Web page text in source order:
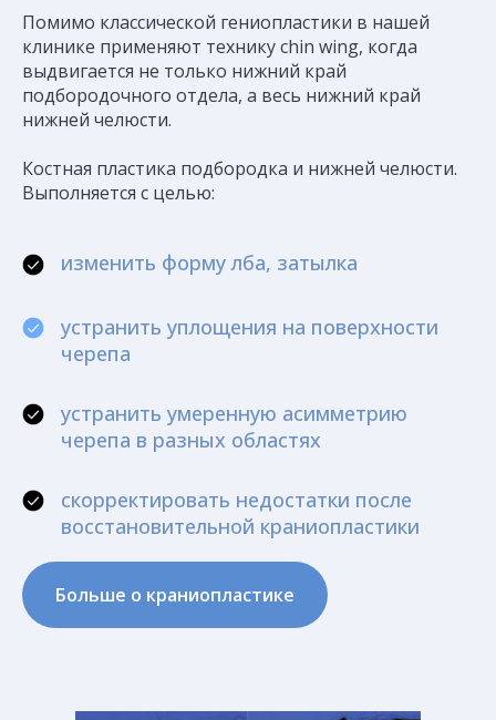
Помимо классической гениопластики в нашей
клинике применяют технику chin wing, когда
выдвигается не только нижний край
подбородочного отдела, а весь нижний край
нижней челюсти.
Костная пластика подбородка и нижней челюсти.
Выполняется с целью:
изменить форму лба, затылка
устранить уплощения на поверхности
черепа
устранить умеренную асимметрию
черепа в разных областях
скорректировать недостатки после
восстановительной краниопластики
Больше о краниопластике